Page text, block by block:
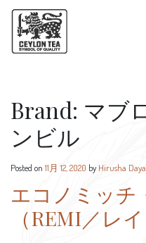
Brand: マブ
ンビル
Posted on 11月 12, 2020 byHirusha
エコノミッチ
（REMI／レ